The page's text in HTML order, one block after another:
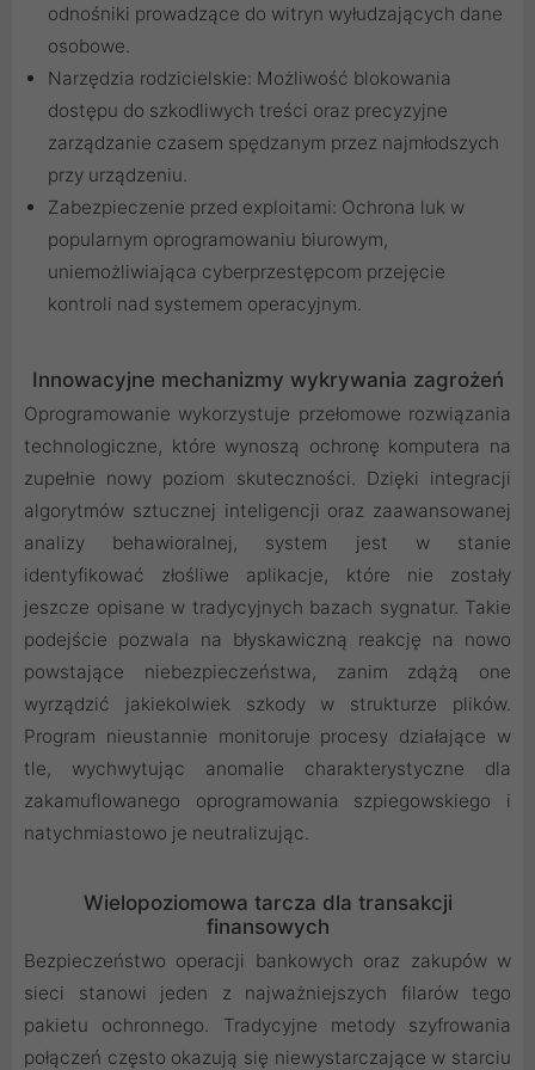
odnośniki prowadzące do witryn wyłudzających dane
osobowe.
Narzędzia rodzicielskie: Możliwość blokowania
dostępu do szkodliwych treści oraz precyzyjne
zarządzanie czasem spędzanym przez najmłodszych
przy urządzeniu.
Zabezpieczenie przed exploitami: Ochrona luk w
popularnym oprogramowaniu biurowym,
uniemożliwiająca cyberprzestępcom przejęcie
kontroli nad systemem operacyjnym.
Innowacyjne mechanizmy wykrywania zagrożeń
Oprogramowanie wykorzystuje przełomowe rozwiązania
technologiczne, które wynoszą ochronę komputera na
zupełnie nowy poziom skuteczności. Dzięki integracji
algorytmów sztucznej inteligencji oraz zaawansowanej
analizy behawioralnej, system jest w stanie
identyfikować złośliwe aplikacje, które nie zostały
jeszcze opisane w tradycyjnych bazach sygnatur. Takie
podejście pozwala na błyskawiczną reakcję na nowo
powstające niebezpieczeństwa, zanim zdążą one
wyrządzić jakiekolwiek szkody w strukturze plików.
Program nieustannie monitoruje procesy działające w
tle, wychwytując anomalie charakterystyczne dla
zakamuflowanego oprogramowania szpiegowskiego i
natychmiastowo je neutralizując.
Wielopoziomowa tarcza dla transakcji
finansowych
Bezpieczeństwo operacji bankowych oraz zakupów w
sieci stanowi jeden z najważniejszych filarów tego
pakietu ochronnego. Tradycyjne metody szyfrowania
połączeń często okazują się niewystarczające w starciu